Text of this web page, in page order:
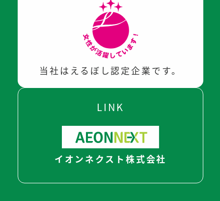
当社はえるぼし認定企業です。
LINK
イオンネクスト株式会社